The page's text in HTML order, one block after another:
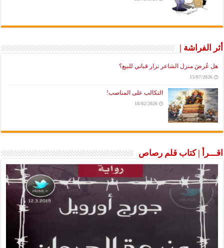
أثر الفراشة |
هل عُرضَ منزل الشاعر نزار قباني للبيع؟
15/07/2026
التكالب على المناصب!
18/02/2026
اقـــرأ | كتاب قلم رصاص